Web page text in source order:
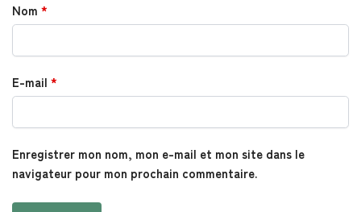
Nom *
E-mail *
Enregistrer mon nom, mon e-mail et mon site dans le
navigateur pour mon prochain commentaire.